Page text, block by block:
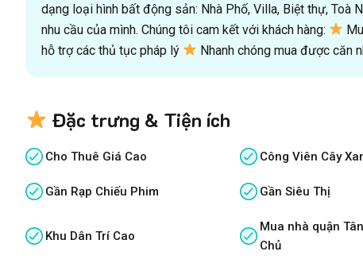
dạng loại hình bất động sản: Nhà Phố, Villa, Biệt thự, Toà
nhu cầu của mình. Chúng tôi cam kết với khách hàng:
hỗ trợ các thủ tục pháp lý
Nhanh chóng mua được căn
Đặc trưng & Tiện ích
Cho Thuê Giá Cao Công Viên Cây
Gần Rạp Chiếu Phim Gần Siêu Thị
Khu Dân Trí Cao
Mua nhà quận
Chủ